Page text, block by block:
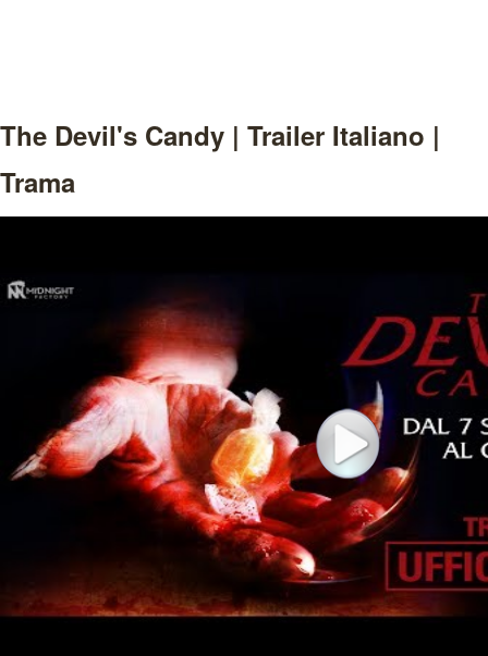
The Devil's Candy | Trailer Italiano |
Trama